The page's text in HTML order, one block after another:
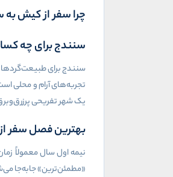
چرا سفر از کیش
سنندج برای چه
سنندج برای
تجربه‌های آرام و محلی
یک شهر تفریحی
بهترین فصل سفر
نیمه اول سال معمولاً
«مطمئن‌ترین» جابه‌جا